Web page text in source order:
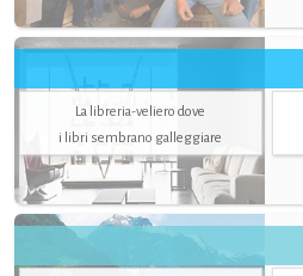
La libreria-veliero dove
i libri sembrano galleggiare